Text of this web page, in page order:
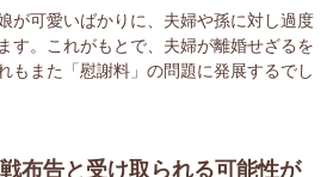
が可愛いばかりに、夫婦や孫に対し過度
す。これがもとで、夫婦が離婚せざるを
もまた「慰謝料」の問題に発展するでし
布告と受け取られる可能性が